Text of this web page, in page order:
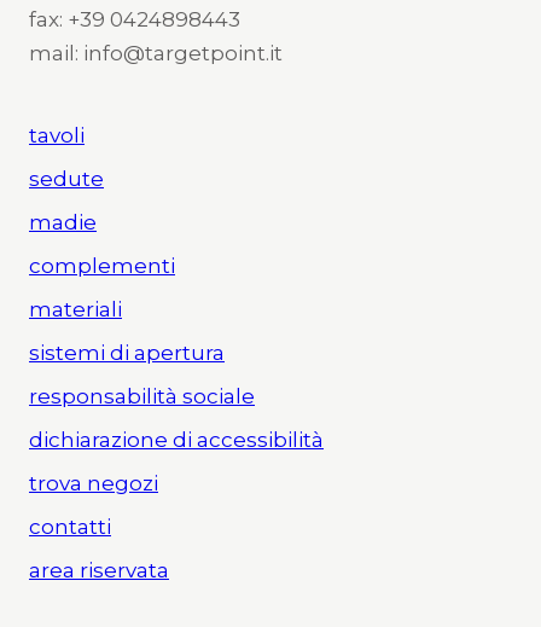
fax: +39 0424898443
mail: info@targetpoint.it
tavoli
sedute
madie
complementi
materiali
sistemi di apertura
responsabilità sociale
dichiarazione di accessibilità
trova negozi
contatti
area riservata